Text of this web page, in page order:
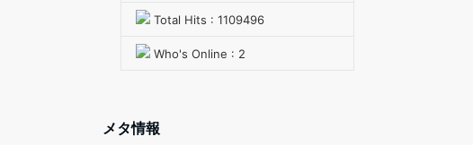
Total Hits : 1109496
Who's Online : 2
メタ情報